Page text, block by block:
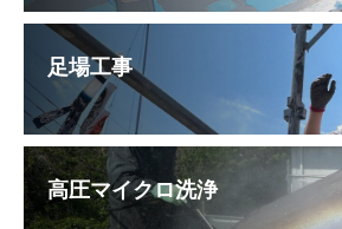
足場工事
高圧マイクロ洗浄